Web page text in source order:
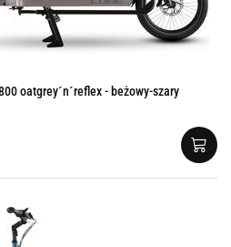
oatgrey´n´reflex - beżowy-szary